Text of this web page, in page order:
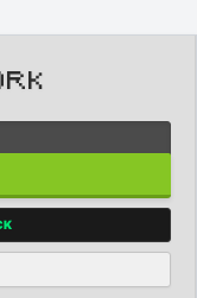
69
69